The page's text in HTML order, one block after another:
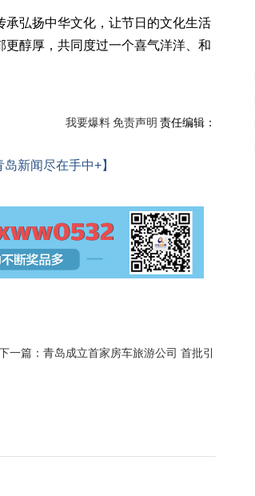
弘扬中华文化，让节日的文化生活
醇厚，共同度过一个喜气洋洋、和
我要爆料免责声明 责任编辑：
新闻尽在手中+】
一篇： 青岛成立首家房车旅游公司 首批引